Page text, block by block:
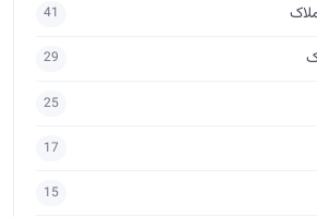
41
29
25
17
15